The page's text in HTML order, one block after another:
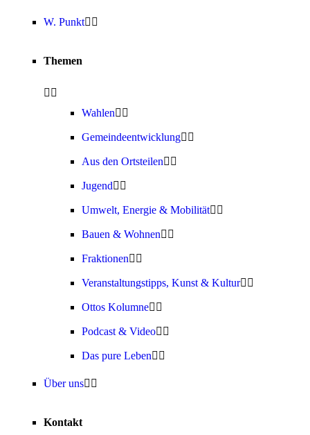
W. Punkt
Themen
Wahlen
Gemeindeentwicklung
Aus den Ortsteilen
Jugend
Umwelt, Energie & Mobilität
Bauen & Wohnen
Fraktionen
Veranstaltungstipps, Kunst & Kultur
Ottos Kolumne
Podcast & Video
Das pure Leben
Über uns
Kontakt